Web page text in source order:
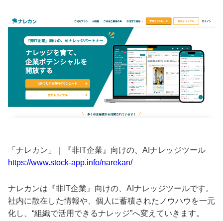
「ナレカン」｜『非IT企業』向けの、AIナレッジツール
https://www.stock-app.info/narekan/
ナレカンは『非IT企業』向けの、AIナレッジツールです。
社内に散在した情報や、個人に蓄積されたノウハウを一元
化し、“組織で活用できるナレッジ”へ変えていきます。